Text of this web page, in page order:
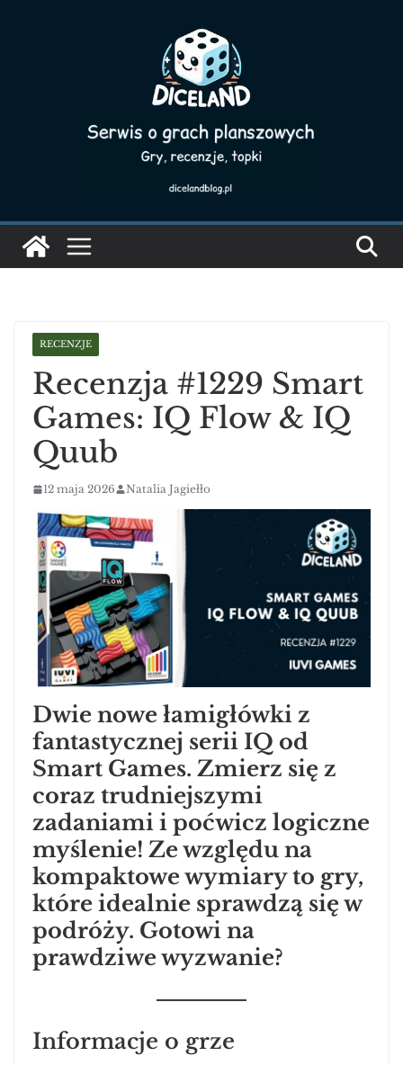
RECENZJE
Recenzja #1229 Smart
Games: IQ Flow & IQ
Quub
12 maja 2026 Natalia Jagiełło
Dwie nowe łamigłówki z
fantastycznej serii IQ od
Smart Games. Zmierz się z
coraz trudniejszymi
zadaniami i poćwicz logiczne
myślenie! Ze względu na
kompaktowe wymiary to gry,
które idealnie sprawdzą się w
podróży. Gotowi na
prawdziwe wyzwanie?
Informacje o grze